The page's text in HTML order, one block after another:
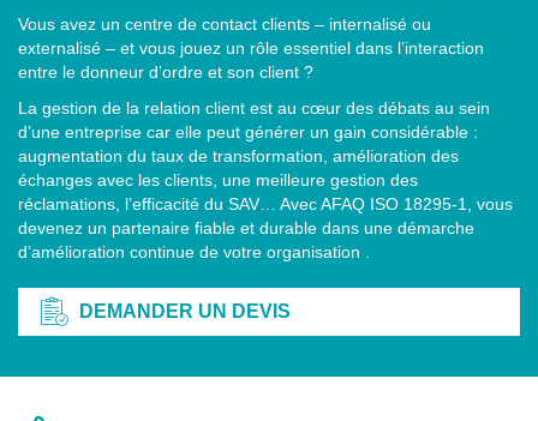
Vous avez un centre de contact clients – internalisé ou
externalisé – et vous jouez un rôle essentiel dans l’interaction
entre le donneur d’ordre et son client ?
La gestion de la relation client est au cœur des débats au sein
d’une entreprise car elle peut générer un gain considérable :
augmentation du taux de transformation, amélioration des
échanges avec les clients, une meilleure gestion des
réclamations, l’efficacité du SAV… Avec AFAQ ISO 18295-1, vous
devenez un partenaire fiable et durable dans une démarche
d’amélioration continue de votre organisation .
DEMANDER UN DEVIS